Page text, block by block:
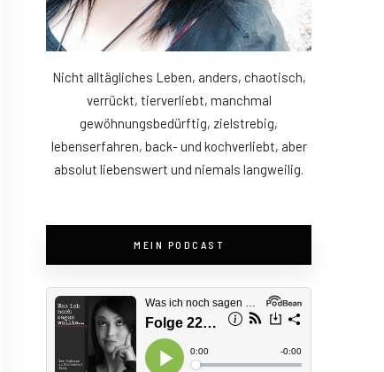
Nicht alltägliches Leben, anders, chaotisch,
verrückt, tierverliebt, manchmal
gewöhnungsbedürftig, zielstrebig,
lebenserfahren, back- und kochverliebt, aber
absolut liebenswert und niemals langweilig.
MEIN PODCAST